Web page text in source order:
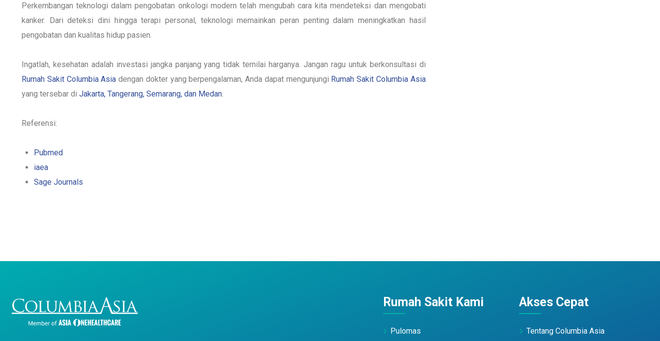
Perkembangan teknologi dalam pengobatan onkologi modern telah mengubah cara kita mendeteksi dan mengobati
kanker. Dari deteksi dini hingga terapi personal, teknologi memainkan peran penting dalam meningkatkan hasil
pengobatan dan kualitas hidup pasien.
Ingatlah, kesehatan adalah investasi jangka panjang yang tidak ternilai harganya. Jangan ragu untuk berkonsultasi di
Rumah Sakit Columbia Asia dengan dokter yang berpengalaman,Anda dapat mengunjungi Rumah Sakit Columbia Asia
yang tersebar di Jakarta, Tangerang, Semarang, dan Medan
Referensi:
Pubmed
iaea
Sage Journals
Rumah Sakit Kami
Pulomas
Akses Cepat
Tentang Columbia Asia